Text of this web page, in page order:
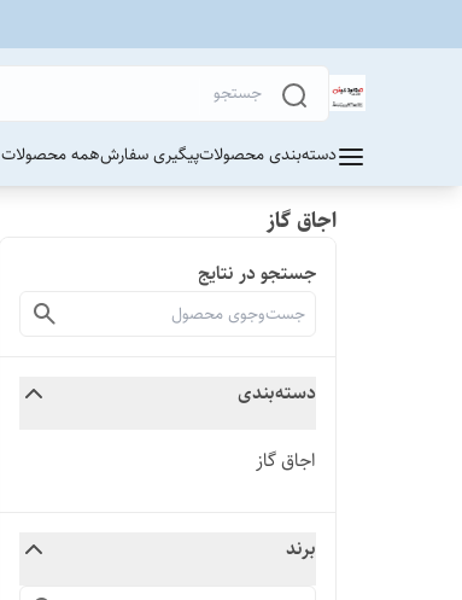
دسته‌بندی محصولاتپیگیری سفارشهمه محصولات
اجاق گاز
جستجو در نتایج
دسته‌بندی
اجاق گاز
برند